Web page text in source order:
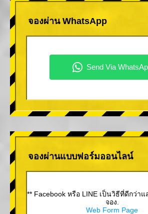
จองผ่าน WhatsApp
จองผ่านแบบฟอร์มออนไลน์
** Facebook หรือ LINE เป็นวิธีที่ดีกว่าแ
จอง.
Web Form Page